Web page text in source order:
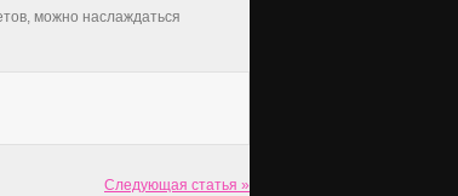
можно наслаждаться
Следующая статья »